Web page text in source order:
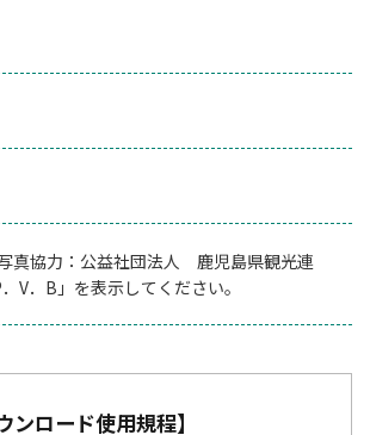
真協力：公益社団法人 鹿児島県観光連
V．B」を表示してください。
ンロード使用規程】